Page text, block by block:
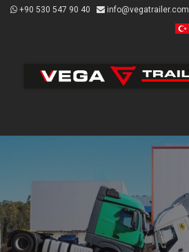
+90 530 547 90 40 info@vegatrailer.com